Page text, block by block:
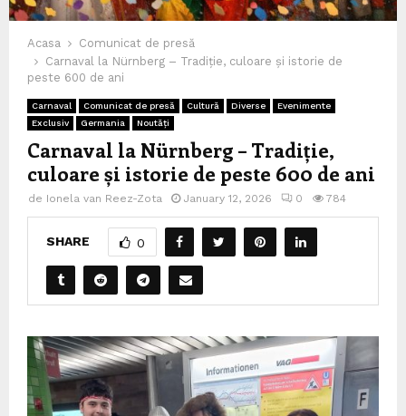
Acasa
Comunicat de presă
Carnaval la Nürnberg – Tradiție, culoare și istorie de
peste 600 de ani
Carnaval Comunicat de presă Cultură Diverse
Evenimente
Exclusiv
Germania Noutăți
Carnaval la Nürnberg – Tradiție,
culoare și istorie de peste 600 de ani
de Ionela van Reez-Zota January 12, 2026 0 784
SHARE 0